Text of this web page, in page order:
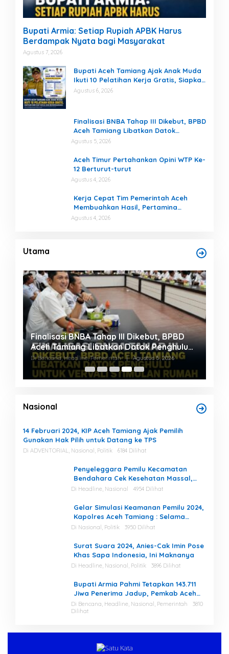
Bupati Armia: Setiap Rupiah APBK Harus
Berdampak Nyata bagi Masyarakat
Agustus 7, 2026
Bupati Aceh Tamiang Ajak Anak Muda
Ikuti 10 Pelatihan Kerja Gratis, Siapkan
SDM Siap Kerja dan Berwirausaha
Agustus 6, 2026
Finalisasi BNBA Tahap III Dikebut, BPBD
Aceh Tamiang Libatkan Datok
Penghulu untuk Vervali Stimulan
Agustus 5, 2026
Aceh Timur Pertahankan Opini WTP Ke-
12 Berturut-turut
Agustus 4, 2026
Kerja Cepat Tim Pemerintah Aceh
Membuahkan Hasil, Pertamina
Tambah Penyaluran BBM untuk Aceh
Agustus 4, 2026
Utama
Finalisasi BNBA Tahap III Dikebut, BPBD
Aceh Tamiang Libatkan Datok Penghulu
untuk Vervali Stimulan Rumah
Di Bencana, Headline, Pemerintah | Agustus 5, 2026
Nasional
14 Februari 2024, KIP Aceh Tamiang Ajak Pemilih
Gunakan Hak Pilih untuk Datang ke TPS
Di ADVENTORIAL, Nasional, Politik 6184 Dilihat
Penyeleggara Pemilu Kecamatan
Bendahara Cek Kesehatan Massal,
Ketua KIP Aceh Tamiang Beri Apresiasi
Di Headline, Nasional 4954 Dilihat
Gelar Simulasi Keamanan Pemilu 2024,
Kapolres Aceh Tamiang : Selama
Proses, Kami Siap dan Mampu
Di Nasional, Politik 3950 Dilihat
Surat Suara 2024, Anies-Cak Imin Pose
Khas Sapa Indonesia, Ini Maknanya
Di Headline, Nasional, Politik 3896 Dilihat
Bupati Armia Pahmi Tetapkan 143.711
Jiwa Penerima Jadup, Pemkab Aceh
Tamiang Percepat Pemulihan
Pascabencana
Di Bencana, Headline, Nasional, Pemerintah
3810
Dilihat